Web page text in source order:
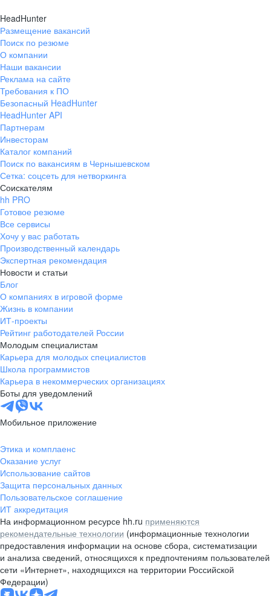
HeadHunter
Размещение вакансий
Поиск по резюме
О компании
Наши вакансии
Реклама на сайте
Требования к ПО
Безопасный HeadHunter
HeadHunter API
Партнерам
Инвесторам
Каталог компаний
Поиск по вакансиям в Чернышевском
Сетка: соцсеть для нетворкинга
Соискателям
hh PRO
Готовое резюме
Все сервисы
Хочу у вас работать
Производственный календарь
Экспертная рекомендация
Новости и статьи
Блог
О компаниях в игровой форме
Жизнь в компании
ИТ-проекты
Рейтинг работодателей России
Молодым специалистам
Карьера для молодых специалистов
Школа программистов
Карьера в некоммерческих организациях
Боты для уведомлений
Мобильное приложение
Этика и комплаенс
Оказание услуг
Использование сайтов
Защита персональных данных
Пользовательское соглашение
ИТ аккредитация
На информационном ресурсе hh.ru применяются
рекомендательные технологии (информационные технологии
предоставления информации на основе сбора, систематизации
и анализа сведений, относящихся к предпочтениям пользователей
сети «Интернет», находящихся на территории Российской
Федерации)